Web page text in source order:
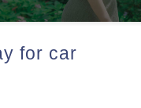
for car